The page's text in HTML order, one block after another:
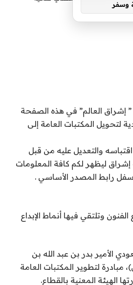
إشراق العالم” في هذه الصفحة
لتحويل المكتبات العامة إلى
اقتباسه والتعديل عليه من قبل
إشراق ليظهر لكم كافة المعلومات
رابط المصدر الأساسي .
وتلتقي فيها أنماط الإبداع
الأمير بدر بن عبد الله بن
مبادرة لتطوير المكتبات العامة
الهيئة المعنية بالقطاع.
وسفر